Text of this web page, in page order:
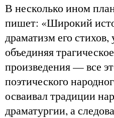
В несколько ином
пишет: «Широкий
драматизм его
объединяя
произведения — все
поэтического
осваивал традиции
драматургии, а